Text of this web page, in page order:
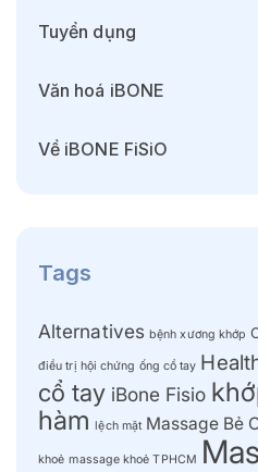
Tuyển dụng
Văn hoá iBONE
Về iBONE FiSiO
Tags
Alternatives bệnh xương khớp
điều trị hội chứng ống cổ tay
cổ tay iBone Fisio
hàm lệch mặt Massage Bẻ
khoẻ massage khoẻ TPHCM